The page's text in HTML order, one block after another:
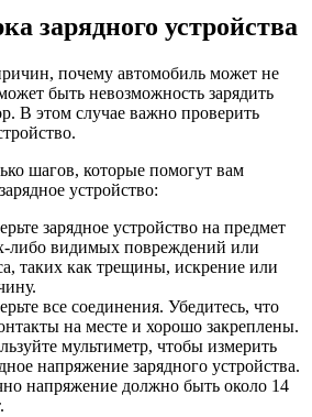
зарядного устройства
почему автомобиль может не
быть невозможность зарядить
В этом случае важно проверить
шагов, которые помогут вам
устройство:
зарядное устройство на предмет
либо видимых повреждений или
таких как трещины, искрение или
все соединения. Убедитесь, что
на месте и хорошо закреплены.
мультиметр, чтобы измерить
напряжение зарядного устройства.
напряжение должно быть около 14